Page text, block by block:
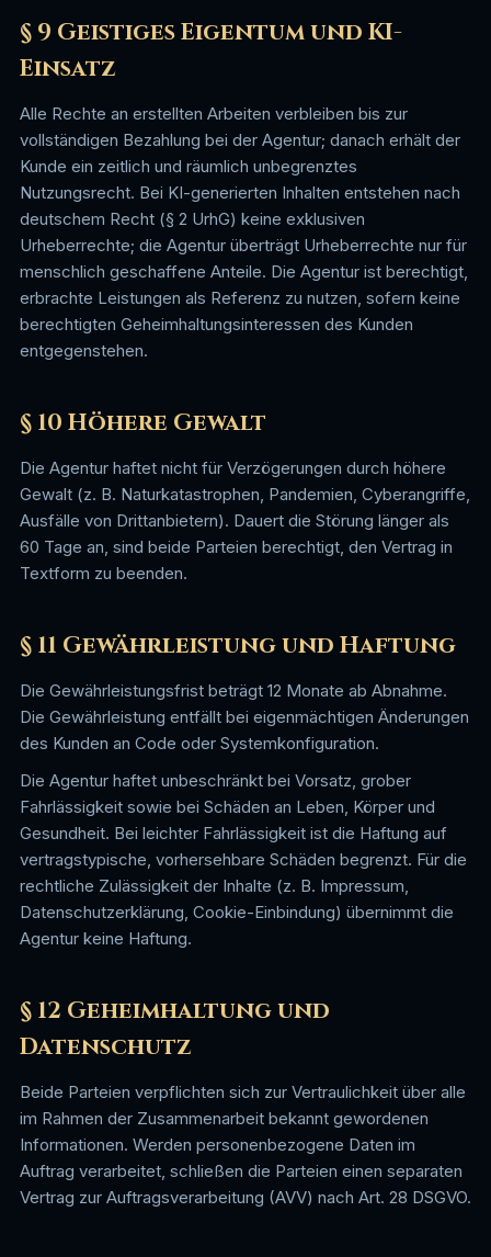
§ 9 Geistiges Eigentum und KI-
Einsatz
Alle Rechte an erstellten Arbeiten verbleiben bis zur
vollständigen Bezahlung bei der Agentur; danach erhält der
Kunde ein zeitlich und räumlich unbegrenztes
Nutzungsrecht. Bei KI-generierten Inhalten entstehen nach
deutschem Recht (§ 2 UrhG) keine exklusiven
Urheberrechte; die Agentur überträgt Urheberrechte nur für
menschlich geschaffene Anteile. Die Agentur ist berechtigt,
erbrachte Leistungen als Referenz zu nutzen, sofern keine
berechtigten Geheimhaltungsinteressen des Kunden
entgegenstehen.
§ 10 Höhere Gewalt
Die Agentur haftet nicht für Verzögerungen durch höhere
Gewalt (z. B. Naturkatastrophen, Pandemien, Cyberangriffe,
Ausfälle von Drittanbietern). Dauert die Störung länger als
60 Tage an, sind beide Parteien berechtigt, den Vertrag in
Textform zu beenden.
§ 11 Gewährleistung und Haftung
Die Gewährleistungsfrist beträgt 12 Monate ab Abnahme.
Die Gewährleistung entfällt bei eigenmächtigen Änderungen
des Kunden an Code oder Systemkonfiguration.
Die Agentur haftet unbeschränkt bei Vorsatz, grober
Fahrlässigkeit sowie bei Schäden an Leben, Körper und
Gesundheit. Bei leichter Fahrlässigkeit ist die Haftung auf
vertragstypische, vorhersehbare Schäden begrenzt. Für die
rechtliche Zulässigkeit der Inhalte (z. B. Impressum,
Datenschutzerklärung, Cookie-Einbindung) übernimmt die
Agentur keine Haftung.
§ 12 Geheimhaltung und
Datenschutz
Beide Parteien verpflichten sich zur Vertraulichkeit über alle
im Rahmen der Zusammenarbeit bekannt gewordenen
Informationen. Werden personenbezogene Daten im
Auftrag verarbeitet, schließen die Parteien einen separaten
Vertrag zur Auftragsverarbeitung (AVV) nach Art. 28 DSGVO.